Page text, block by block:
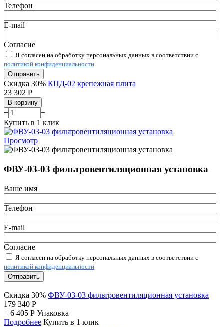
Телефон
E-mail
Согласие
Я согласен на обработку персональных данных в соответствии с
политикой конфиденциальности
Отправить
Скидка 30% КПД-02 крепежная плита
23 302 Р
В корзину
+
−
Купить в 1 клик
Просмотр
ФВУ-03-03 фильтровентиляционная установка
Ваше имя
Телефон
E-mail
Согласие
Я согласен на обработку персональных данных в соответствии с
политикой конфиденциальности
Отправить
Скидка 30% ФВУ-03-03 фильтровентиляционная установка
179 340 Р
+ 6 405 Р Упаковка
Подробнее Купить в 1 клик